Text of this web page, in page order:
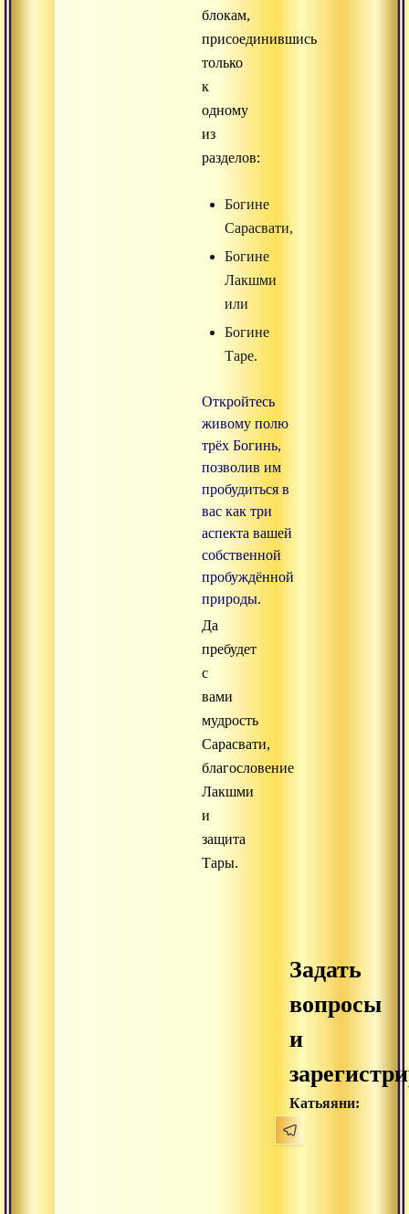
блокам,
присоединившись
только
к
одному
из
разделов:
Богине
Сарасвати,
Богине
Лакшми
или
Богине
Таре.
Откройтесь
живому полю
трёх Богинь,
позволив им
пробудиться в
вас как три
аспекта вашей
собственной
пробуждённой
природы.
Да
пребудет
с
вами
мудрость
Сарасвати,
благословение
Лакшми
и
защита
Тары.
Задать
вопросы
и
Катьяяни: